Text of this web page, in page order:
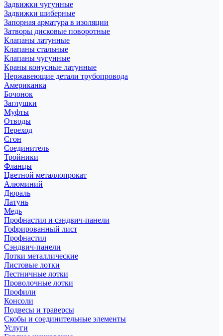
Задвижки чугунные
Задвижки шиберные
Запорная арматура в изоляции
Затворы дисковые поворотные
Клапаны латунные
Клапаны стальные
Клапаны чугунные
Краны конусные латунные
Нержавеющие детали трубопровода
Американка
Бочонок
Заглушки
Муфты
Отводы
Переход
Сгон
Соединитель
Тройники
Фланцы
Цветной металлопрокат
Алюминий
Дюраль
Латунь
Медь
Профнастил и сэндвич-панели
Гофрированный лист
Профнастил
Сэндвич-панели
Лотки металлические
Листовые лотки
Лестничные лотки
Проволочные лотки
Профили
Консоли
Подвесы и траверсы
Скобы и соединительные элементы
Услуги